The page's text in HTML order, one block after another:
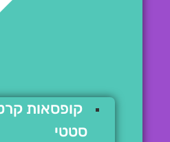
קופסאות
סטטי